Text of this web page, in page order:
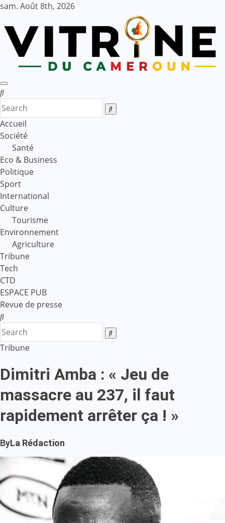
Skip
content
sam. Août 8th, 2026
Accueil
Société
Santé
Eco & Business
Politique
Sport
International
Culture
Tourisme
Environnement
Agriculture
Tribune
Tech
CTD
ESPACE PUB
Revue de presse
Tribune
Dimitri Amba : « Jeu de
massacre au 237, il faut
rapidement arrêter ça ! »
ByLa Rédaction